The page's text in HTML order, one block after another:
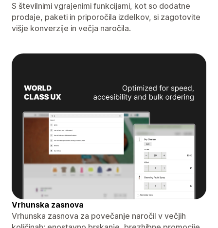
S številnimi vgrajenimi funkcijami, kot so dodatne
prodaje, paketi in priporočila izdelkov, si zagotovite
višje konverzije in večja naročila.
Vrhunska zasnova
Vrhunska zasnova za povečanje naročil v večjih